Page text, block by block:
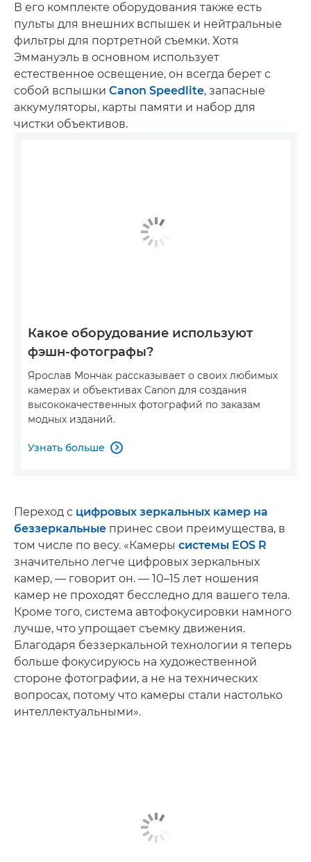
В его комплекте оборудования также есть
пульты для внешних вспышек и нейтральные
фильтры для портретной съемки. Хотя
Эммануэль в основном использует
естественное освещение, он всегда берет с
собой вспышки Canon Speedlite, запасные
аккумуляторы, карты памяти и набор для
чистки объективов.
Какое оборудование используют
фэшн-фотографы?
Ярослав Мончак рассказывает о своих любимых
камерах и объективах Canon для создания
высококачественных фотографий по заказам
модных изданий.
Узнать больше 
Переход с цифровых зеркальных камер на
беззеркальные принес свои преимущества, в
том числе по весу. «Камеры системы EOS R
значительно легче цифровых зеркальных
камер, — говорит он. — 10–15 лет ношения
камер не проходят бесследно для вашего тела.
Кроме того, система автофокусировки намного
лучше, что упрощает съемку движения.
Благодаря беззеркальной технологии я теперь
больше фокусируюсь на художественной
стороне фотографии, а не на технических
вопросах, потому что камеры стали настолько
интеллектуальными».